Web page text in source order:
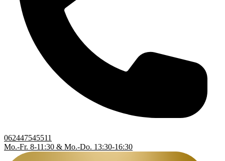
062447545511
Mo.-Fr. 8-11:30 & Mo.-Do. 13:30-16:30